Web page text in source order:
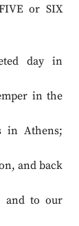
or SIX
day in
in the
in Athens;
and back
and to our